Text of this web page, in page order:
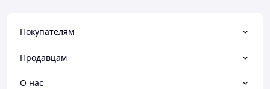
Покупателям
Продавцам
О нас